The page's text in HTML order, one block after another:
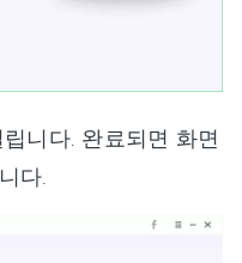
니다. 완료되면 화면
다.